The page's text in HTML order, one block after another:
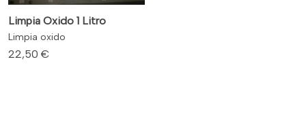
Limpia Oxido 1 Litro
Limpia oxido
22,50 €